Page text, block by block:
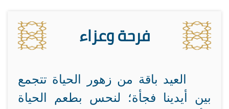
فرحة وعزاء
العيد باقة من زهور الحياة تتجمع
بين أيدينا فجأة؛ لنحس بطعم الحياة